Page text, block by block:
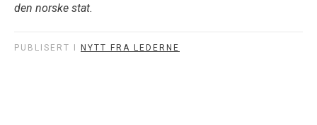
den norske stat.
PUBLISERT I NYTT FRA LEDERNE